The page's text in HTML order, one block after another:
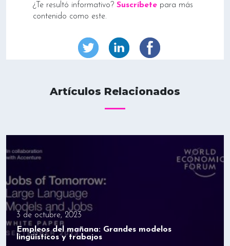
¿Te resultó informativo? Suscríbete para más
contenido como este.
Artículos Relacionados
3 de octubre, 2023
Empleos del mañana: Grandes modelos
lingüísticos y trabajos